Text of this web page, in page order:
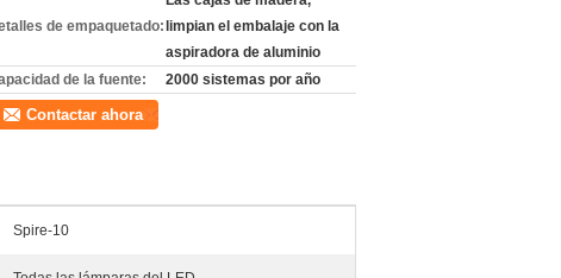
de empaquetado: limpian el embalaje con la
aspiradora de aluminio
de la fuente:
2000 sistemas por año
Contactar ahora
Spire-10